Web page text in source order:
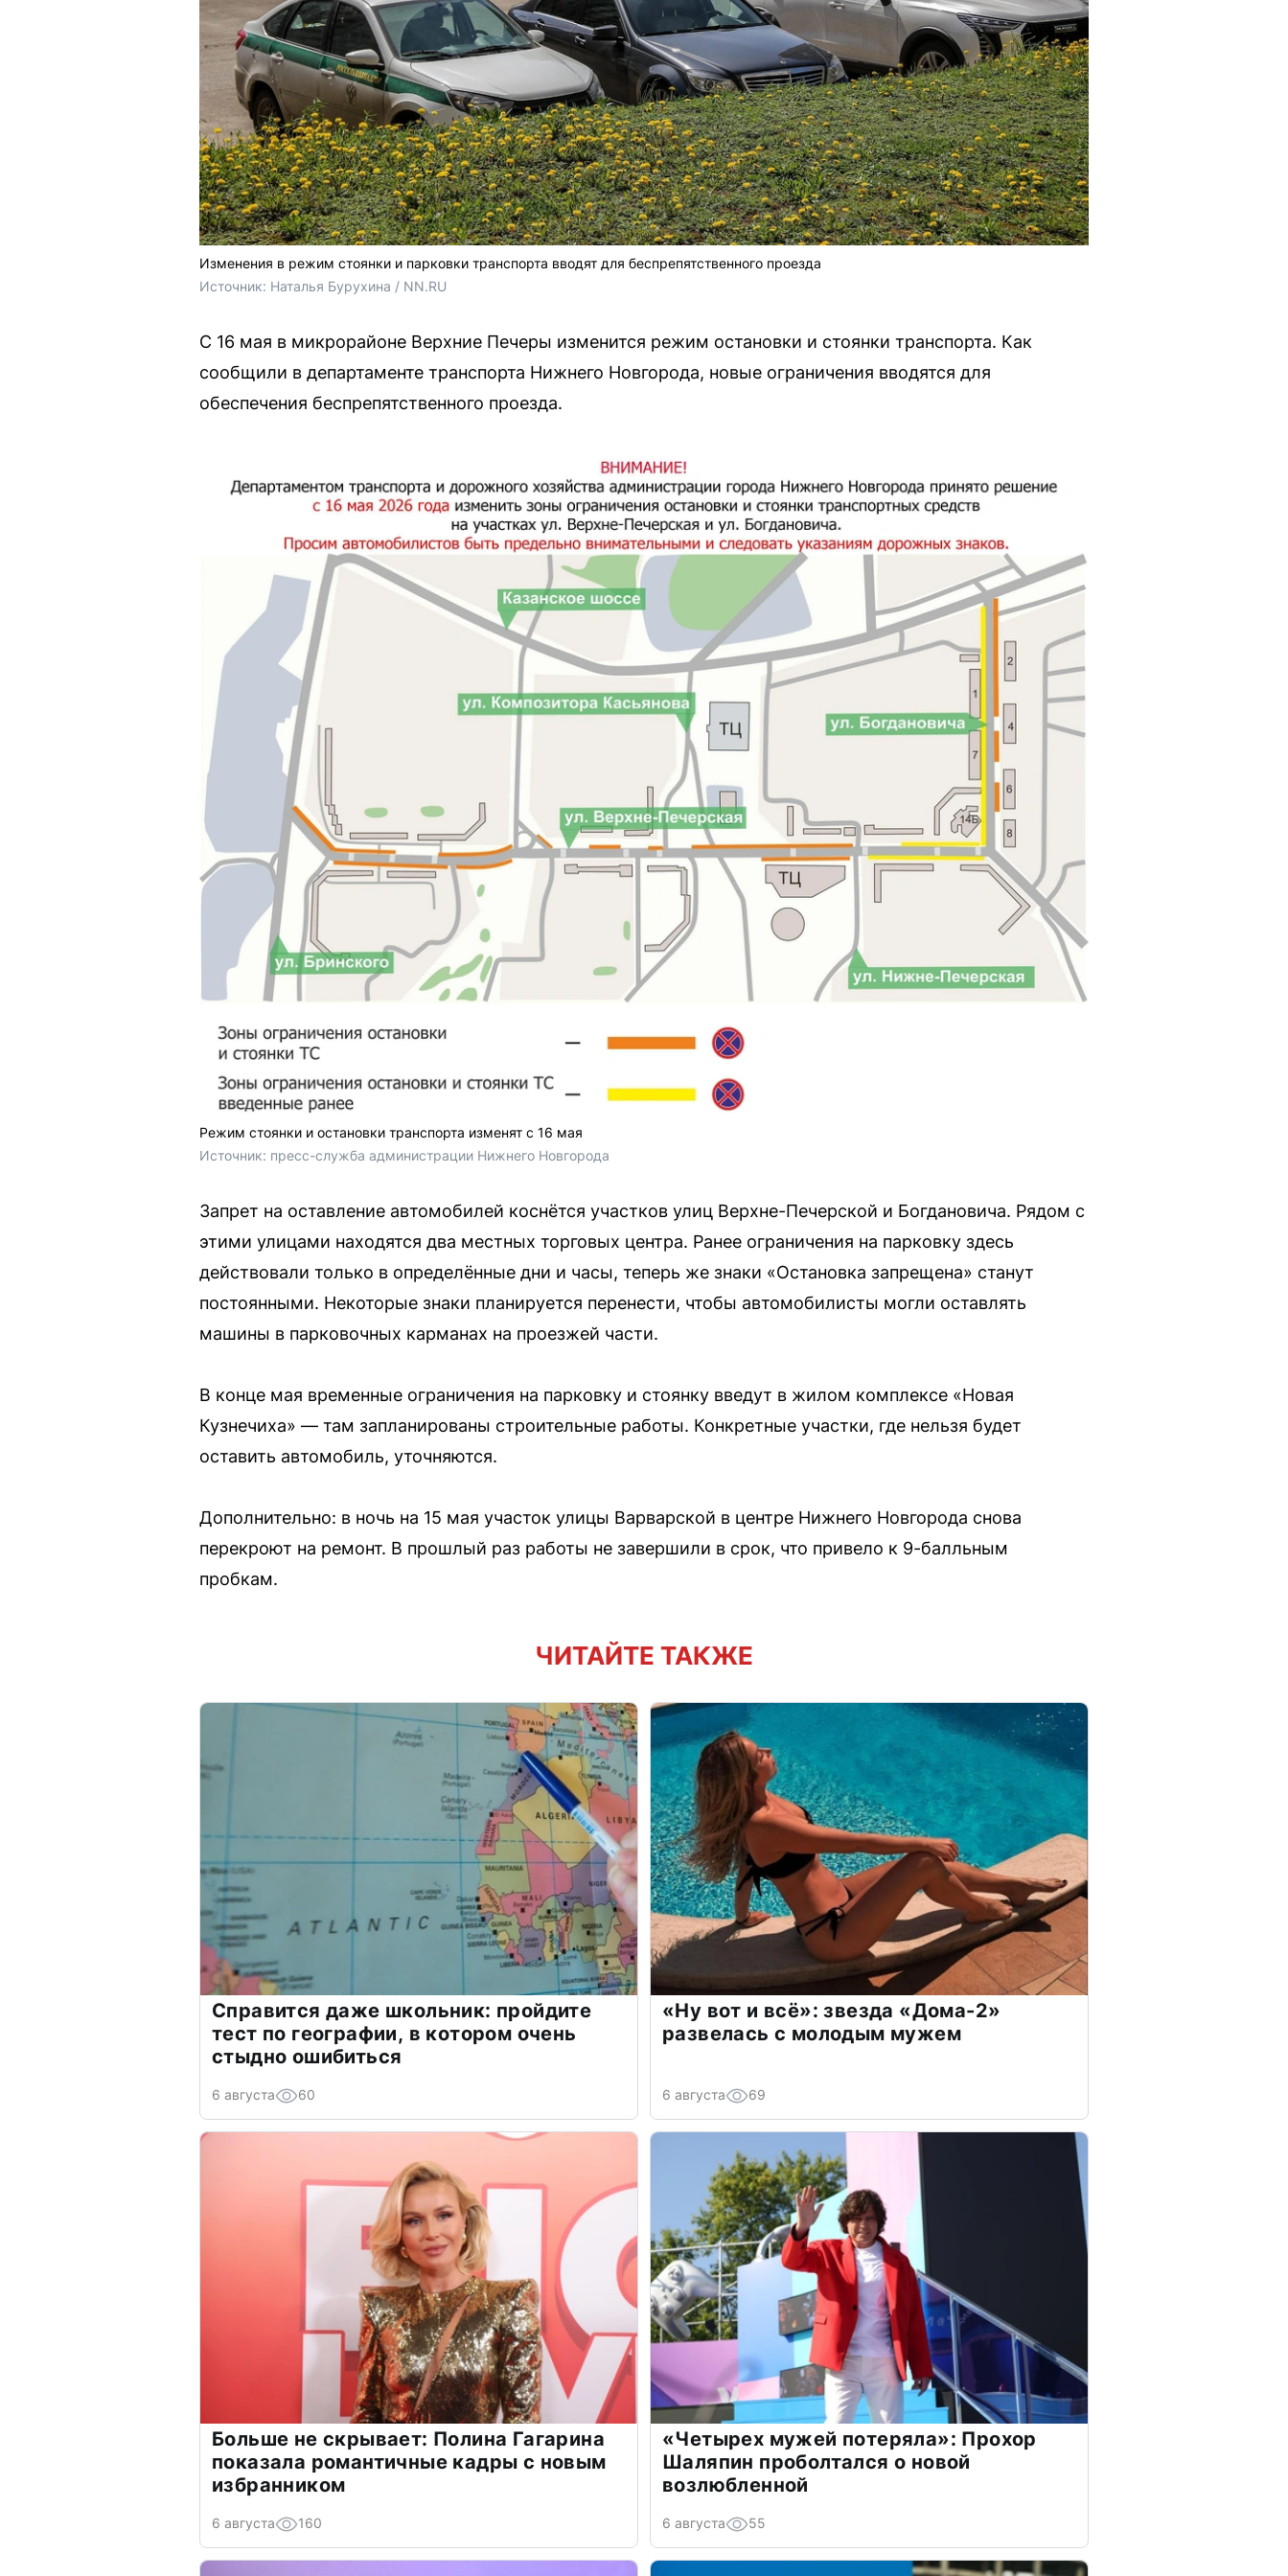
Изменения в режим стоянки и парковки транспорта вводят для беспрепятственного проезда
Источник: Наталья Бурухина / NN.RU
С 16 мая в микрорайоне Верхние Печеры изменится режим остановки и стоянки транспорта. Как
сообщили в департаменте транспорта Нижнего Новгорода, новые ограничения вводятся для
обеспечения беспрепятственного проезда.
Режим стоянки и остановки транспорта изменят с 16 мая
Источник: пресс-служба администрации Нижнего Новгорода
Запрет на оставление автомобилей коснётся участков улиц Верхне-Печерской и Богдановича. Рядом с
этими улицами находятся два местных торговых центра. Ранее ограничения на парковку здесь
действовали только в определённые дни и часы, теперь же знаки «Остановка запрещена» станут
постоянными. Некоторые знаки планируется перенести, чтобы автомобилисты могли оставлять
машины в парковочных карманах на проезжей части.
В конце мая временные ограничения на парковку и стоянку введут в жилом комплексе «Новая
Кузнечиха» — там запланированы строительные работы. Конкретные участки, где нельзя будет
оставить автомобиль, уточняются.
Дополнительно: в ночь на 15 мая участок улицы Варварской в центре Нижнего Новгорода снова
перекроют на ремонт. В прошлый раз работы не завершили в срок, что привело к 9-балльным
пробкам.
ЧИТАЙТЕ ТАКЖЕ
Справится даже школьник: пройдите
тест по географии, в котором очень
стыдно ошибиться
6 августа 60
«Ну вот и всё»: звезда «Дома-2»
развелась с молодым мужем
6 августа 69
Больше не скрывает: Полина Гагарина
показала романтичные кадры с новым
избранником
6 августа 160
«Четырех мужей потеряла»: Прохор
Шаляпин проболтался о новой
возлюбленной
6 августа 55